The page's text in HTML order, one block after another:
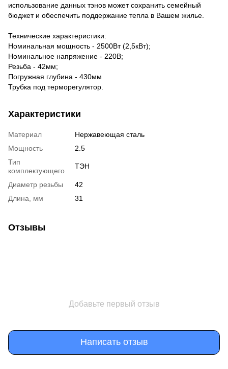
использование данных тэнов может сохранить семейный
бюджет и обеспечить поддержание тепла в Вашем жилье.
Технические характеристики:
Номинальная мощность - 2500Вт (2,5кВт);
Номинальное напряжение - 220В;
Резьба - 42мм;
Погружная глубина - 430мм
Трубка под терморегулятор.
Характеристики
Материал
Нержавеющая сталь
Мощность
2.5
Тип
комплектующего
ТЭН
Диаметр резьбы
42
Длина, мм
31
Отзывы
Добавьте первый отзыв
Написать отзыв